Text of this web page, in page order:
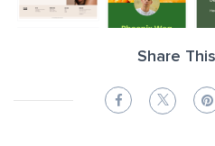
Share